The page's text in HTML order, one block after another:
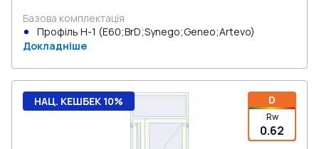
Базова комплектація
Профіль Н-1 (E60;BrD;Synego;Geneo;Artevo)
Докладніше
D
Rw
0.62
НАЦ. КЕШБЕК 10%